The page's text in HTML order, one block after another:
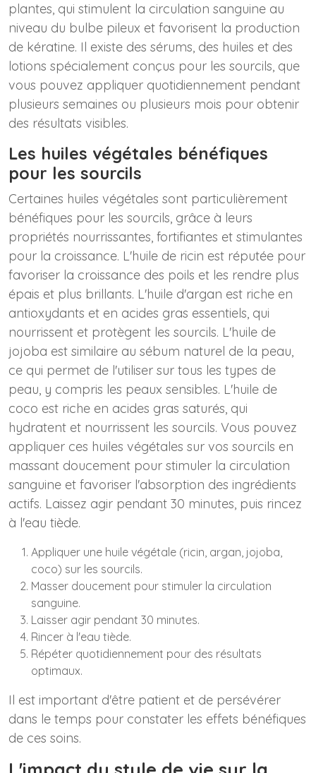
plantes, qui stimulent la circulation sanguine au
niveau du bulbe pileux et favorisent la production
de kératine. Il existe des sérums, des huiles et des
lotions spécialement conçus pour les sourcils, que
vous pouvez appliquer quotidiennement pendant
plusieurs semaines ou plusieurs mois pour obtenir
des résultats visibles.
Les huiles végétales bénéfiques
pour les sourcils
Certaines huiles végétales sont particulièrement
bénéfiques pour les sourcils, grâce à leurs
propriétés nourrissantes, fortifiantes et stimulantes
pour la croissance. L'huile de ricin est réputée pour
favoriser la croissance des poils et les rendre plus
épais et plus brillants. L'huile d'argan est riche en
antioxydants et en acides gras essentiels, qui
nourrissent et protègent les sourcils. L'huile de
jojoba est similaire au sébum naturel de la peau,
ce qui permet de l'utiliser sur tous les types de
peau, y compris les peaux sensibles. L'huile de
coco est riche en acides gras saturés, qui
hydratent et nourrissent les sourcils. Vous pouvez
appliquer ces huiles végétales sur vos sourcils en
massant doucement pour stimuler la circulation
sanguine et favoriser l'absorption des ingrédients
actifs. Laissez agir pendant 30 minutes, puis rincez
à l'eau tiède.
Appliquer une huile végétale (ricin, argan, jojoba,
coco) sur les sourcils.
Masser doucement pour stimuler la circulation
sanguine.
Laisser agir pendant 30 minutes.
Rincer à l'eau tiède.
Répéter quotidiennement pour des résultats
optimaux.
Il est important d'être patient et de persévérer
dans le temps pour constater les effets bénéfiques
de ces soins.